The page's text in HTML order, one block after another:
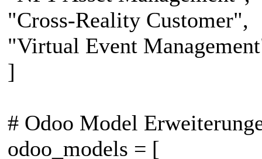
"Cross-Reality Customer",
"Virtual Event
]
# Odoo Model
odoo_models = [